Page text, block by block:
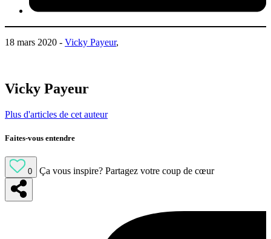
18 mars 2020 - Vicky Payeur,
Vicky Payeur
Plus d'articles de cet auteur
Faites-vous entendre
0 Ça vous inspire? Partagez votre coup de cœur